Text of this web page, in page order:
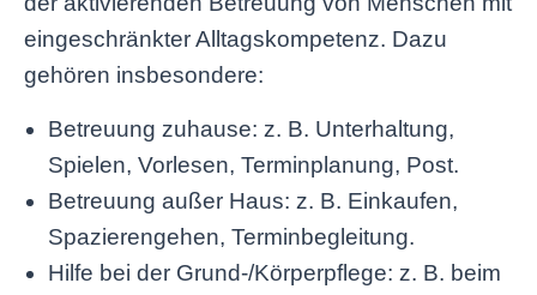
eingeschränkter Alltagskompetenz. Dazu
gehören insbesondere:
Betreuung zuhause: z. B. Unterhaltung,
Spielen, Vorlesen, Terminplanung, Post.
Betreuung außer Haus: z. B. Einkaufen,
Spazierengehen, Terminbegleitung.
Hilfe bei der Grund-/Körperpflege: z. B. beim